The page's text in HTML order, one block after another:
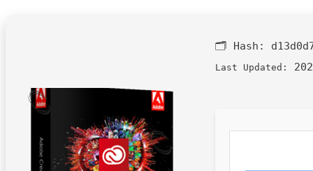
🗂 Hash:
Last Updated: